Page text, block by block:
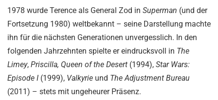
1978 wurde Terence als General Zod in Superman (und der
Fortsetzung 1980) weltbekannt – seine Darstellung machte
ihn für die nächsten Generationen unvergesslich. In den
folgenden Jahrzehnten spielte er eindrucksvoll in The
Limey, Priscilla, Queen of the Desert (1994), Star Wars:
Episode I (1999), Valkyrie und The Adjustment Bureau
(2011) – stets mit ungeheurer Präsenz.